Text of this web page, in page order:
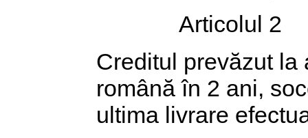
Articolul 2
Creditul prevăzut la
română în 2 ani,
ultima livrare